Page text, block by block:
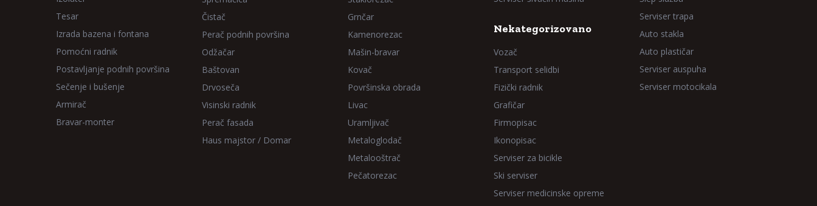
Tesar
Izrada bazena i fontana
Pomoćni radnik
Postavljanje podnih površina
Sečenje i bušenje
Armirač
Bravar-monter
Čistač
Perač podnih površina
Odžačar
Baštovan
Drvoseča
Visinski radnik
Perač fasada
Haus majstor / Domar
Grnčar
Kamenorezac
Mašin-bravar
Kovač
Površinska obrada
Livac
Uramljivač
Metaloglodač
Metalooštrač
Pečatorezac
Serviser trapa
Auto stakla
Auto plastičar
Serviser auspuha
Serviser motocikala
Nekategorizovano
Vozač
Transport selidbi
Fizički radnik
Grafičar
Firmopisac
Ikonopisac
Serviser za bicikle
Ski serviser
Serviser medicinske opreme